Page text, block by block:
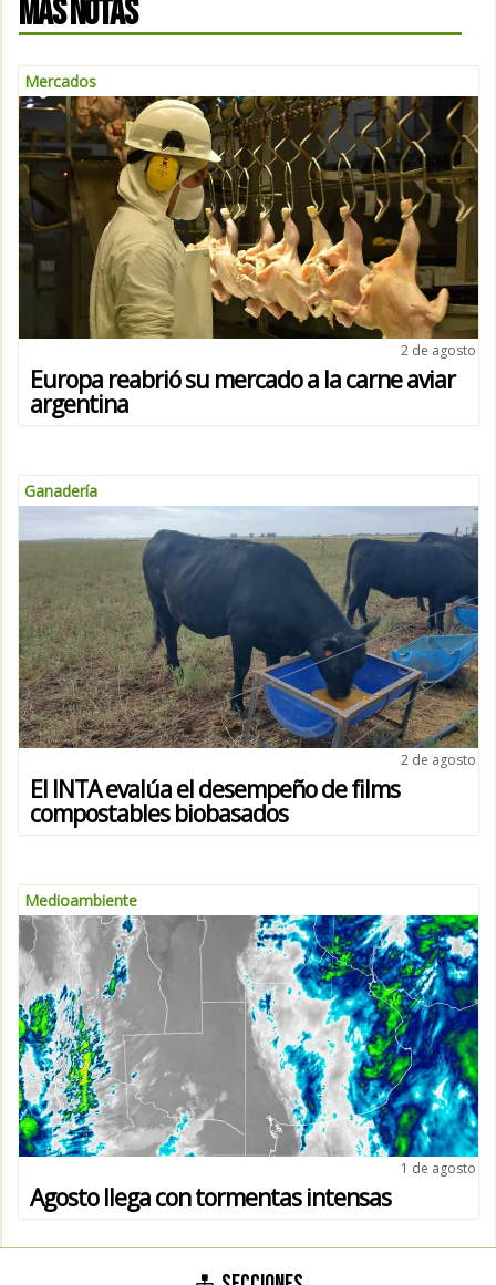
MÁS NOTAS
Mercados
2 de agosto
Europa reabrió su mercado a la carne aviar
argentina
Ganadería
2 de agosto
El INTA evalúa el desempeño de films
compostables biobasados
Medioambiente
1 de agosto
Agosto llega con tormentas intensas